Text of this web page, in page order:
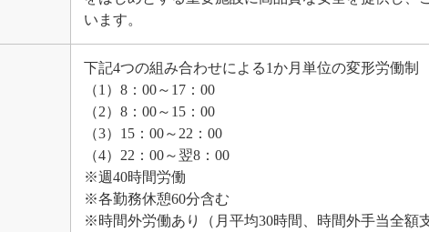
います。
下記4つの組み合わせによる1か月単位の変形労働制
（1）8：00～17：00
（2）8：00～15：00
（3）15：00～22：00
（4）22：00～翌8：00
※週40時間労働
※各勤務休憩60分含む
※時間外労働あり（月平均30時間、時間外手当全額